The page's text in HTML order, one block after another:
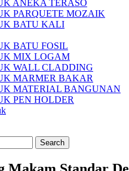
ANEKA TERASO
PARQUETE MOZAIK
BATU KALI
BATU FOSIL
MIX LOGAM
WALL CLADDING
MARMER BAKAR
MATERIAL BANGUNAN
PEN HOLDER
Search